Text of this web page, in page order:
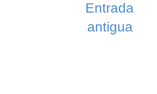
Entrada
antigua